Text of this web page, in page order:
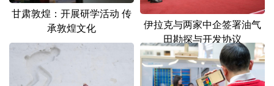
Deutsch Português
甘肃敦煌：开展研学活动 传
承敦煌文化
伊拉克与两家中企签署油气
田勘探与开发协议